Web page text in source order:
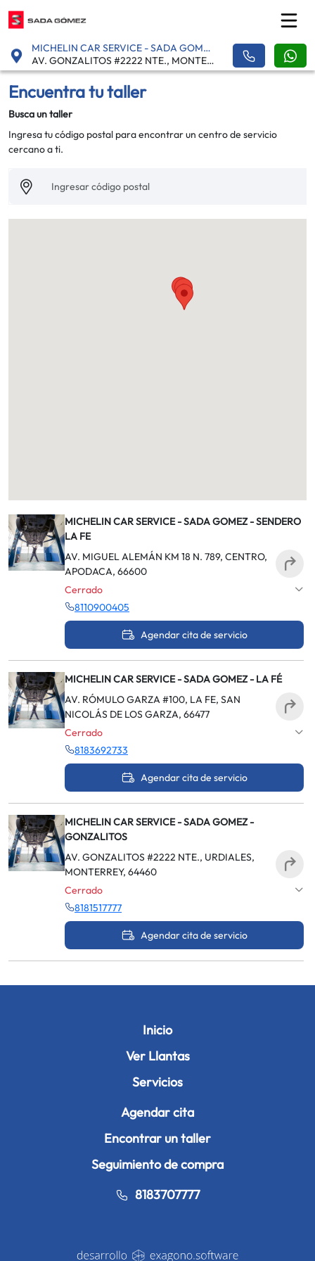
MICHELIN CAR SERVICE - SADA GOMEZ - GONZALITOS
AV. GONZALITOS #2222 NTE., MONTERREY, URDIALES - 64460
Encuentra tu taller
Busca un taller
Ingresa tu código postal para encontrar un centro de servicio
cercano a ti.
MICHELIN CAR SERVICE - SADA GOMEZ - SENDERO
LA FE
AV. MIGUEL ALEMÁN KM 18 N. 789, CENTRO,
APODACA, 66600
Cerrado
8110900405
Agendar cita de servicio
MICHELIN CAR SERVICE - SADA GOMEZ - LA FÉ
AV. RÓMULO GARZA #100, LA FE, SAN
NICOLÁS DE LOS GARZA, 66477
Cerrado
8183692733
Agendar cita de servicio
MICHELIN CAR SERVICE - SADA GOMEZ -
GONZALITOS
AV. GONZALITOS #2222 NTE., URDIALES,
MONTERREY, 64460
Cerrado
8181517777
Agendar cita de servicio
Inicio
Ver Llantas
Servicios
Agendar cita
Encontrar un taller
Seguimiento de compra
8183707777